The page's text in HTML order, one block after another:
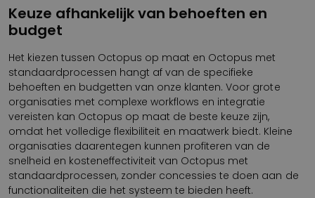
Keuze afhankelijk van behoeften en
budget
Het kiezen tussen Octopus op maat en Octopus met
standaardprocessen hangt af van de specifieke
behoeften en budgetten van onze klanten. Voor grote
organisaties met complexe workflows en integratie
vereisten kan Octopus op maat de beste keuze zijn,
omdat het volledige flexibiliteit en maatwerk biedt. Kleine
organisaties daarentegen kunnen profiteren van de
snelheid en kosteneffectiviteit van Octopus met
standaardprocessen, zonder concessies te doen aan de
functionaliteiten die het systeem te bieden heeft.